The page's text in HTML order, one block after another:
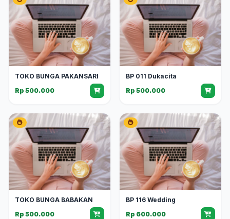
TOKO BUNGA PAKANSARI
Rp 500.000
BP 011 Dukacita
Rp 500.000
TOKO BUNGA BABAKAN
Rp 500.000
BP 116 Wedding
Rp 600.000